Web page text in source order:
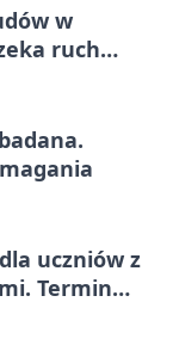
w
ruch
uczniów z
Termin